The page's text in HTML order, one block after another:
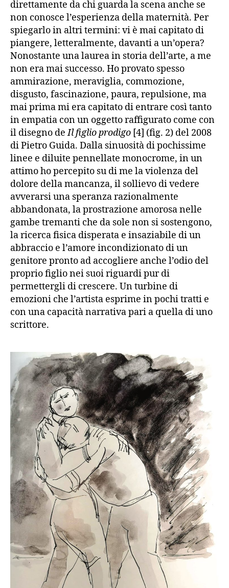
direttamente da chi guarda la scena anche se
non conosce l’esperienza della maternità. Per
spiegarlo in altri termini: vi è mai capitato di
piangere, letteralmente, davanti a un’opera?
Nonostante una laurea in storia dell’arte, a me
non era mai successo. Ho provato spesso
ammirazione, meraviglia, commozione,
disgusto, fascinazione, paura, repulsione, ma
mai prima mi era capitato di entrare così tanto
in empatia con un oggetto raffigurato come con
il disegno deIl figlio prodigo [4] (fig. 2) del 2008
di Pietro Guida. Dalla sinuosità di pochissime
linee e diluite pennellate monocrome, in un
attimo ho percepito su di me la violenza del
dolore della mancanza, il sollievo di vedere
avverarsi una speranza razionalmente
abbandonata, la prostrazione amorosa nelle
gambe tremanti che da sole non si sostengono,
la ricerca fisica disperata e insaziabile di un
abbraccio e l’amore incondizionato di un
genitore pronto ad accogliere anche l’odio del
proprio figlio nei suoi riguardi pur di
permettergli di crescere. Un turbine di
emozioni che l’artista esprime in pochi tratti e
con una capacità narrativa pari a quella di uno
scrittore.